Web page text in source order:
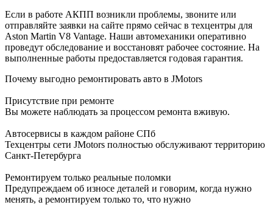
Если в работе АКПП возникли проблемы, звоните или
отправляйте заявки на сайте прямо сейчас в техцентры для
Aston Martin V8 Vantage. Наши автомеханики оперативно
проведут обследование и восстановят рабочее состояние. На
выполненные работы предоставляется годовая гарантия.
Почему выгодно ремонтировать авто в JMotors
Присутствие при ремонте
Вы можете наблюдать за процессом ремонта вживую.
Автосервисы в каждом районе СПб
Техцентры сети JMotors полностью обслуживают территорию
Санкт-Петербурга
Ремонтируем только реальные поломки
Предупреждаем об износе деталей и говорим, когда нужно
менять, а ремонтируем только то, что нужно